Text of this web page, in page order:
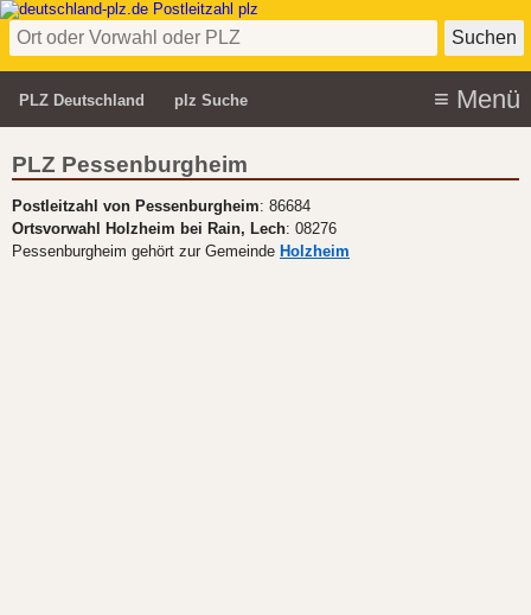
PLZ Deutschland plz Suche
PLZ Pessenburgheim
Postleitzahl von Pessenburgheim: 86684
Ortsvorwahl Holzheim bei Rain, Lech: 08276
Pessenburgheim gehört zur Gemeinde Holzheim